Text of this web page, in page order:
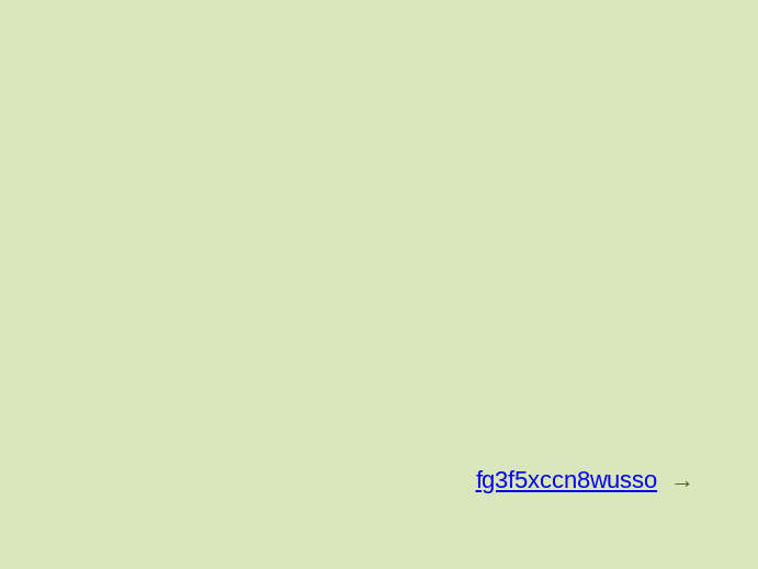
fg3f5xccn8wusso →